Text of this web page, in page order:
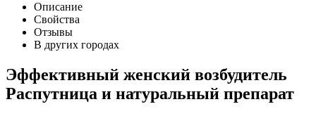
Описание
Свойства
Отзывы
В других городах
Эффективный женский возбудитель
Распутница и натуральный препарат